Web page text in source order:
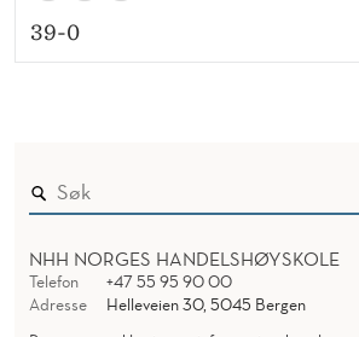
39-0
NHH NORGES HANDELSHØYSKOLE
Telefon
+47 55 95 90 00
Adresse
Helleveien 30, 5045 Bergen